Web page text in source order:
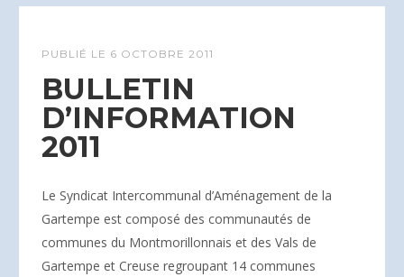
PUBLIÉ LE 6 OCTOBRE 2011
BULLETIN
D’INFORMATION
2011
Le Syndicat Intercommunal d’Aménagement de la
Gartempe est composé des communautés de
communes du Montmorillonnais et des Vals de
Gartempe et Creuse regroupant 14 communes